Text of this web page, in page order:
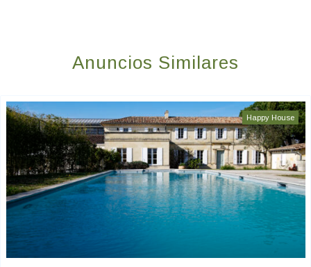
Anuncios Similares
Happy House